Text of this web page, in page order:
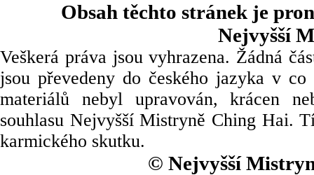
Obsah těchto stránek je
Nejvyšší
Veškerá práva jsou vyhrazena. Žádná
jsou převedeny do českého jazyka v
materiálů nebyl upravován, krácen
souhlasu Nejvyšší Mistryně Ching Hai.
karmického skutku.
© Nejvyšší